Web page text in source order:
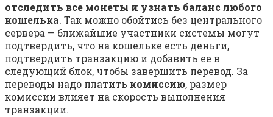
отследить все монеты и узнать баланс любого
кошелька. Так можно обойтись без центрального
сервера — ближайшие участники системы могут
подтвердить, что на кошельке есть деньги,
подтвердить транзакцию и добавить ее в
следующий блок, чтобы завершить перевод. За
переводы надо платить комиссию, размер
комиссии влияет на скорость выполнения
транзакции.